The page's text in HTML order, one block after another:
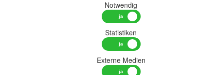
Notwendig
Statistiken
Externe Medien